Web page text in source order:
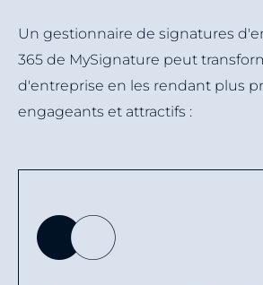
Un gestionnaire de signatures
365 de MySignature peut
d'entreprise en les rendant plus
engageants et attractifs :